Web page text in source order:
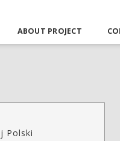
ABOUT PROJECT
Polski